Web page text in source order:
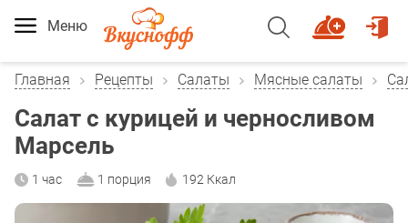
Меню
Главная Рецепты Салаты Мясные салаты
Салат с курицей и черносливом
Марсель
1 час 1 порция 192 Ккал